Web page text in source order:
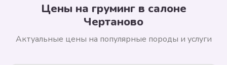
Цены на груминг в салоне
Чертаново
Актуальные цены на популярные породы и услуги